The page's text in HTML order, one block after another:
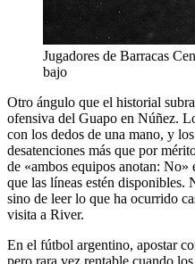
Jugadores de Barracas
bajo
Otro ángulo que el historial
ofensiva del Guapo en Núñez.
con los dedos de una mano, y
desatenciones más que por
de «ambos equipos anotan:
que las líneas estén disponibles.
sino de leer lo que ha ocurrido
visita a River.
En el fútbol argentino, apostar
pero rara vez rentable cuando